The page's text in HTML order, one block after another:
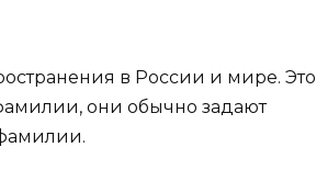
в России и мире. Это
они обычно задают